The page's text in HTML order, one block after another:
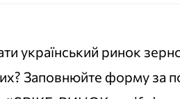
український ринок
них? Заповнюйте форму за